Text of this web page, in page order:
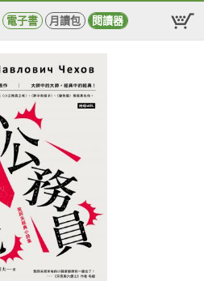
電子書 月讀包 閱讀器